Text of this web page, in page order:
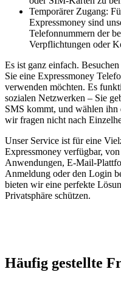
Temporärer Zugang:
Expressmoney sind
Telefonnummern der
Verpflichtungen oder
Es ist ganz einfach.
Sie eine Expressmoney
verwenden möchten. Es
sozialen Netzwerken – Sie
SMS kommt, und wählen
wir fragen nicht nach
Unser Service ist für eine
Expressmoney verfügbar,
Anwendungen, E-Mail-
Anmeldung oder den Login
bieten wir eine perfekte
Privatsphäre schützen.
Häufig gestellte